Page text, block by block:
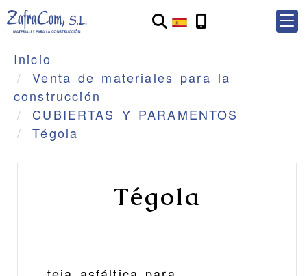
Inicio
Venta de materiales para la
construcción
CUBIERTAS Y PARAMENTOS
Tégola
Tégola